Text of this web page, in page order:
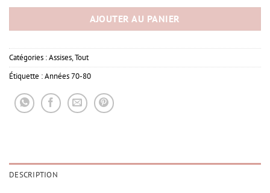
AJOUTER AU PANIER
Catégories :Assises,Tout
Étiquette :Années 70-80
DESCRIPTION